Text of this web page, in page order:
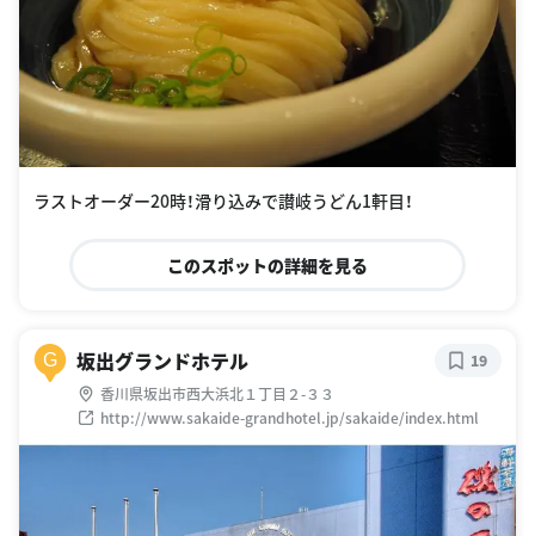
ラストオーダー20時！滑り込みで讃岐うどん1軒目！
このスポットの詳細を見る
G 坂出グランドホテル
香川県坂出市西大浜北１丁目２-３３
http://www.sakaide-grandhotel.jp/sakaide/index.html
19